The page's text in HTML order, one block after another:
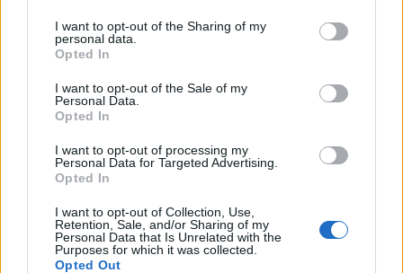
I want to opt-out of the Sharing of my
personal data.
Opted In
I want to opt-out of the Sale of my
Personal Data.
Opted In
I want to opt-out of processing my
Personal Data for Targeted Advertising.
Opted In
I want to opt-out of Collection, Use,
Retention, Sale, and/or Sharing of my
Personal Data that Is Unrelated with the
Purposes for which it was collected.
Opted Out
– Vi har slagit på trumman för ölkvaliteten i 20 år
och ändå har inte budskapet gått fram till, säger Paul
De sämsta städerna att dricka öl i är enligt
undersökningen Motherwell, Bath, Bristol,
Salisbury och Swansea.